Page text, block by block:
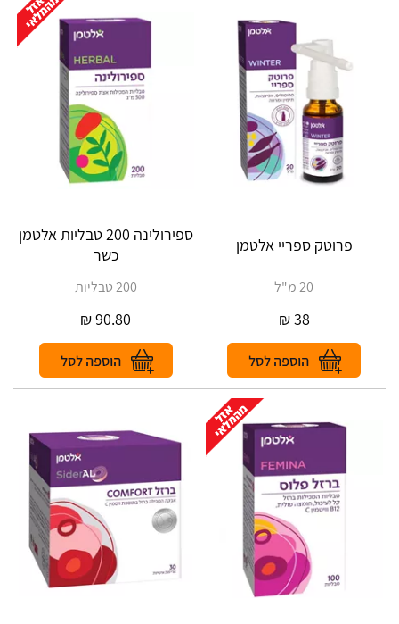
פרוטק ספריי אלטמן
20 מ"ל
38
₪
ספירולינה 200 טבליות אלטמן
כשר
200 טבליות
90.80
₪